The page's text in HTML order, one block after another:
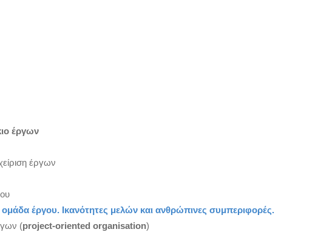
έργων
έργων
έργου. Ικανότητες μελών και ανθρώπινες συμπεριφορές.
(project-oriented organisation)